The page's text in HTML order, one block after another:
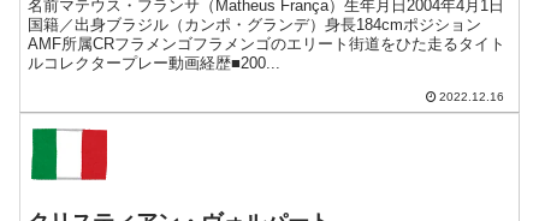
名前マテウス・フランサ（Matheus França）生年月日2004年4月1日
国籍／出身ブラジル（カンポ・グランデ）身長184cmポジション
AMF所属CRフラメンゴフラメンゴのエリート街道をひた走るタイト
ルコレクタープレー動画経歴■200...
2022.12.16